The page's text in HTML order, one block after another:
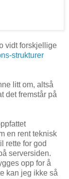
vidt forskjellige
strukturer
litt om, altså
det fremstår på
en rent teknisk
rette for god
serversiden.
opp for å
kan jeg ikke så